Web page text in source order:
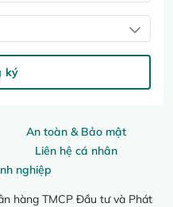
An toàn & Bảo mật
Liên hệ cá nhân
nghiệp
hàng TMCP Đầu tư và Phát
ký